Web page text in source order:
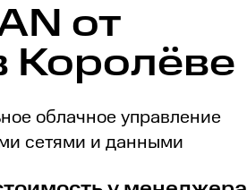
от
Королёве
облачное управление
сетями и данными